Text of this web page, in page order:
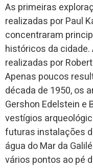
As primeiras
realizadas por Paul
concentraram
históricos da
realizadas por
Apenas poucos
década de 1950, os
Gershon Edelstein e
vestígios
futuras instalações
água do Mar da
vários pontos ao pé